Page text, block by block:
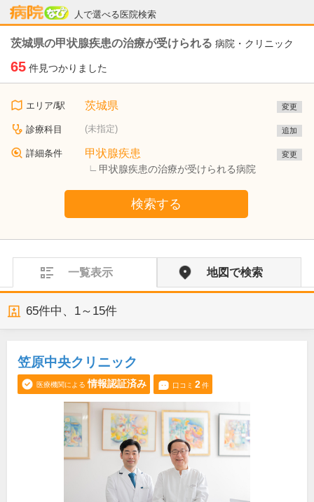
人で選べる医院検索
病院なび
茨城県の甲状腺疾患の治療が受けられる 病院・クリニック
65 件見つかりました
エリア/駅 茨城県 変更
診療科目 (未指定) 追加
詳細条件 甲状腺疾患
甲状腺疾患の治療が受けられる病院
変更
検索する
一覧表示 地図で検索
65件中、 1～15件
笠原中央クリニック
医療機関による 情報認証済み 口コミ 2件